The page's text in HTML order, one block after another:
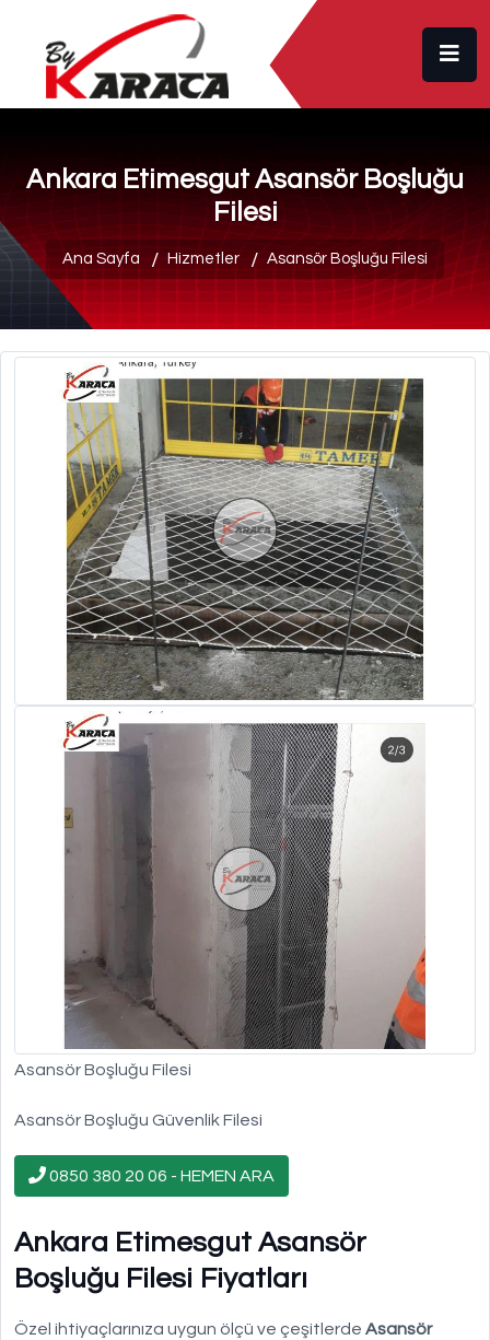
Ankara Etimesgut Asansör Boşluğu
Filesi
Ana Sayfa Hizmetler Asansör Boşluğu Filesi
Asansör Boşluğu Filesi
Asansör Boşluğu Güvenlik Filesi
0850 380 20 06 - HEMEN ARA
Ankara Etimesgut Asansör
Boşluğu Filesi Fiyatları
Özel ihtiyaçlarınıza uygun ölçü ve çeşitlerde Asansör